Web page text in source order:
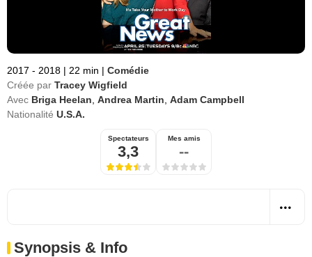
2017 - 2018 | 22 min | Comédie
Créée par Tracey Wigfield
Avec Briga Heelan Andrea Martin Adam Campbell
Nationalité U.S.A.
Spectateurs
3,3
Mes amis
--
Synopsis & Info